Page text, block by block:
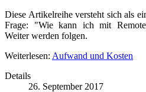
Diese Artikelreihe versteht sich als
Frage: "Wie kann ich mit
Weiter werden folgen.
Weiterlesen: Aufwand und Kosten
Details
26. September 2017